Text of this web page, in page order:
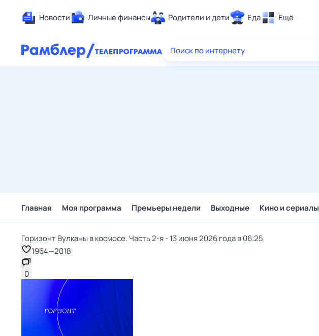
Новости Личные финансы Родители и дети Еда Ещё
Здоровье
Поиск по интернету
Главная Моя программа Премьеры недели Выходные Кино и сериалы
Горизонт Вулканы в космосе. Часть 2-я - 13 июня 2026 года в 06:25
1964—2018
0